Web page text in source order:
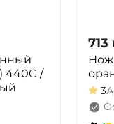
440C /
713
Нож
3